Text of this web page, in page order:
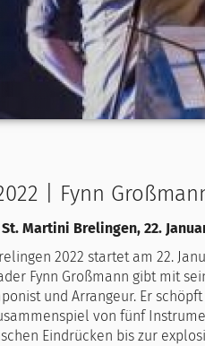
| Fynn
Martini Brelingen, 22.
2022 startet am 22.
Fynn Großmann gibt mit
und Arrangeur. Er
von fünf
Eindrücken bis zur